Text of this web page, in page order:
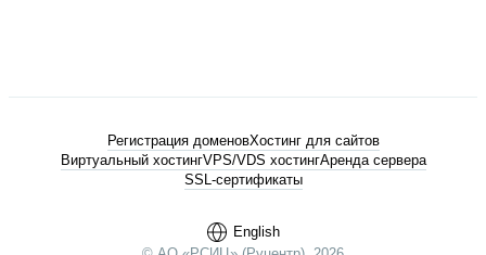
English
Регистрация доменовХостинг для сайтов
Виртуальный хостингVPS/VDS хостингАренда сервера
SSL-сертификаты